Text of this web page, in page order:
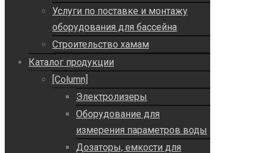
Услуги по поставке и монтажу
оборудования для бассейна
Строительство хамам
Каталог продукции
[Column]
Электролизеры
Оборудование для
измерения параметров воды
Дозаторы, емкости для